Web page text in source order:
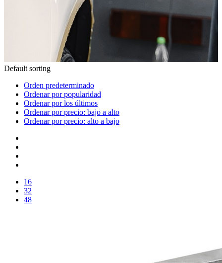
Default sorting
Orden predeterminado
Ordenar por popularidad
Ordenar por los últimos
Ordenar por precio: bajo a alto
Ordenar por precio: alto a bajo
16
32
48